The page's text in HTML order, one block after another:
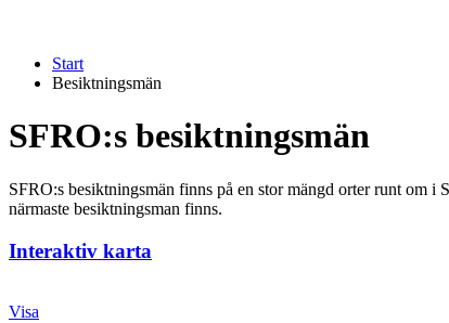
Start
Besiktningsmän
SFRO:s besiktningsmän
SFRO:s besiktningsmän finns på en stor mängd orter runt om
närmaste besiktningsman finns.
Interaktiv karta
Visa